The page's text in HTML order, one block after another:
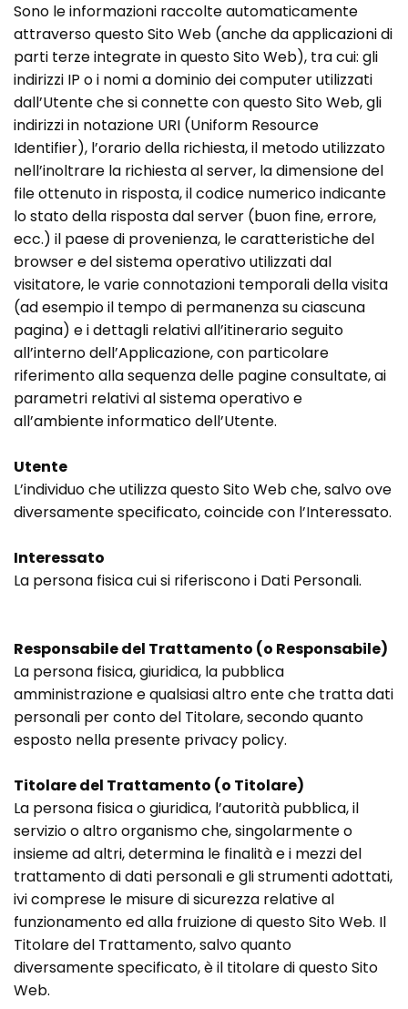
Sono le informazioni raccolte automaticamente
attraverso questo Sito Web (anche da applicazioni di
parti terze integrate in questo Sito Web), tra cui: gli
indirizzi IP o i nomi a dominio dei computer utilizzati
dall’Utente che si connette con questo Sito Web, gli
indirizzi in notazione URI (Uniform Resource
Identifier), l’orario della richiesta, il metodo utilizzato
nell’inoltrare la richiesta al server, la dimensione del
file ottenuto in risposta, il codice numerico indicante
lo stato della risposta dal server (buon fine, errore,
ecc.) il paese di provenienza, le caratteristiche del
browser e del sistema operativo utilizzati dal
visitatore, le varie connotazioni temporali della visita
(ad esempio il tempo di permanenza su ciascuna
pagina) e i dettagli relativi all’itinerario seguito
all’interno dell’Applicazione, con particolare
riferimento alla sequenza delle pagine consultate, ai
parametri relativi al sistema operativo e
all’ambiente informatico dell’Utente.
Utente
L’individuo che utilizza questo Sito Web che, salvo ove
diversamente specificato, coincide con l’Interessato.
Interessato
La persona fisica cui si riferiscono i Dati Personali.
Responsabile del Trattamento (o Responsabile)
La persona fisica, giuridica, la pubblica
amministrazione e qualsiasi altro ente che tratta dati
personali per conto del Titolare, secondo quanto
esposto nella presente privacy policy.
Titolare del Trattamento (o Titolare)
La persona fisica o giuridica, l’autorità pubblica, il
servizio o altro organismo che, singolarmente o
insieme ad altri, determina le finalità e i mezzi del
trattamento di dati personali e gli strumenti adottati,
ivi comprese le misure di sicurezza relative al
funzionamento ed alla fruizione di questo Sito Web. Il
Titolare del Trattamento, salvo quanto
diversamente specificato, è il titolare di questo Sito
Web.